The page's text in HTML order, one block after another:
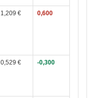
1,209 € 0,600
0,529 € -0,300